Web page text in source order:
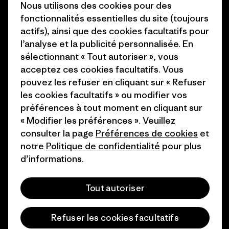
1% For The Planet
Comment nous
finançons
Nos magasins
Industry program
Programme d’affiliation
Patagonia Luxembourg Plan du
site
© 2026 Patagonia, Inc. All Rights Reserved.
français
Nous utilisons des cookies pour des
fonctionnalités essentielles du site (toujours
actifs), ainsi que des cookies facultatifs pour
l’analyse et la publicité personnalisée. En
sélectionnant « Tout autoriser », vous
acceptez ces cookies facultatifs. Vous
pouvez les refuser en cliquant sur « Refuser
les cookies facultatifs » ou modifier vos
préférences à tout moment en cliquant sur
« Modifier les préférences ». Veuillez
consulter la page Préférences de cookies et
notre Politique de confidentialité pour plus
d’informations.
Tout autoriser
Refuser les cookies facultatifs